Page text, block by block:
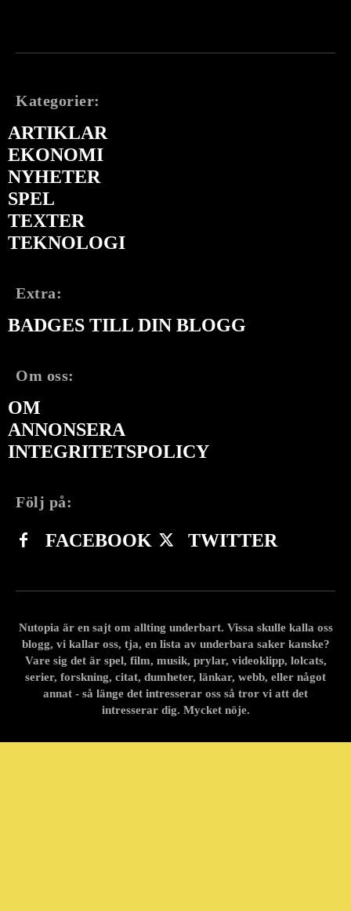
Kategorier:
ARTIKLAR
EKONOMI
NYHETER
SPEL
TEXTER
TEKNOLOGI
Extra:
BADGES TILL DIN BLOGG
Om oss:
OM
ANNONSERA
INTEGRITETSPOLICY
Följ på:
FACEBOOK TWITTER
Nutopia är en sajt om allting underbart. Vissa skulle kalla oss
blogg, vi kallar oss, tja, en lista av underbara saker kanske?
Vare sig det är spel, film, musik, prylar, videoklipp, lolcats,
serier, forskning, citat, dumheter, länkar, webb, eller något
annat - så länge det intresserar oss så tror vi att det
intresserar dig. Mycket nöje.